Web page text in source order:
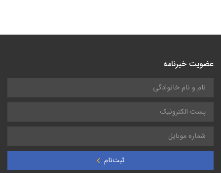
عضویت خبرنامه
ثبت‌نام